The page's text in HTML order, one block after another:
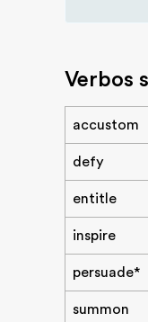
Verbos
accustom
defy
entitle
inspire
persuade*
summon